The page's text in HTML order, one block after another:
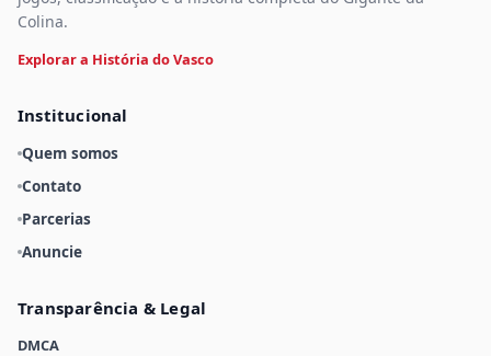
Colina.
Explorar a História do Vasco
Institucional
Quem somos
Contato
Parcerias
Anuncie
Transparência & Legal
DMCA